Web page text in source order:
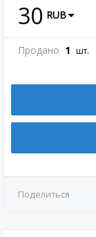
30 RUB
Продано 1 шт.
Поделиться